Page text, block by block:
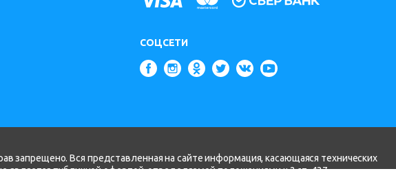
СОЦСЕТИ
запрещено. Вся представленная на сайте информация, касающаяся технических
является публичной офертой, определяемой положениями ч.2 ст. 437